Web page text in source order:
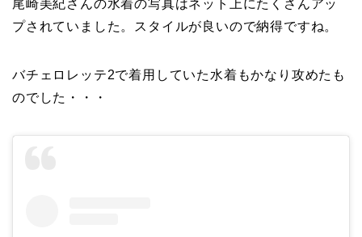
尾崎美紀さんの水着の写真はネット上にたくさんアッ
プされていました。スタイルが良いので納得ですね。
バチェロレッテ2で着用していた水着もかなり攻めたも
のでした・・・